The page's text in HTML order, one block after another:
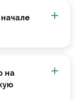
на